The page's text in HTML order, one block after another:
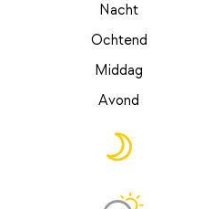
Nacht
Ochtend
Middag
Avond